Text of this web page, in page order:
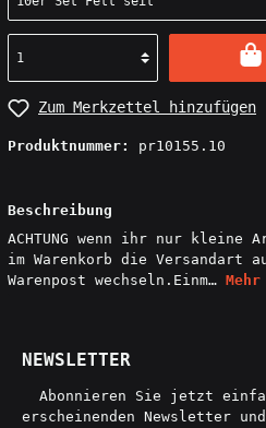
Zum Merkzettel hinzufügen
Produktnummer: pr10155.10
Beschreibung
ACHTUNG wenn ihr nur
im Warenkorb die Versandart
Warenpost wechseln.Einm… Mehr
NEWSLETTER
Abonnieren Sie jetzt
erscheinenden Newsletter